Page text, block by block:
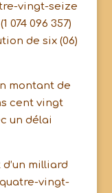
vingt-seize
096 357)
de six (06)
montant de
cent vingt
un délai
milliard
vingt-